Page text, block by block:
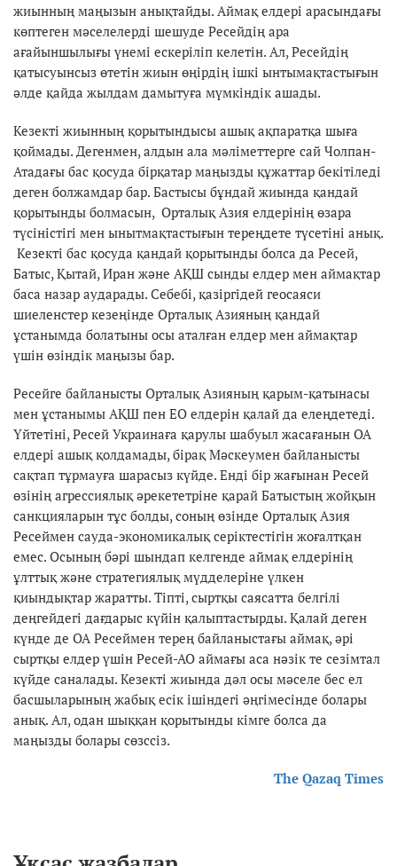
жиынның маңызын анықтайды. Аймақ елдері арасындағы
көптеген мәселелерді шешуде Ресейдің ара
ағайыншылығы үнемі ескеріліп келетін. Ал, Ресейдің
қатысуынсыз өтетін жиын өңірдің ішкі ынтымақтастығын
әлде қайда жылдам дамытуға мүмкіндік ашады.
Кезекті жиынның қорытындысы ашық ақпаратқа шыға
қоймады. Дегенмен, алдын ала мәліметтерге сай Чолпан-
Атадағы бас қосуда бірқатар маңызды құжаттар бекітіледі
деген болжамдар бар. Бастысы бұндай жиында қандай
қорытынды болмасын, Орталық Азия елдерінің өзара
түсіністігі мен ынытмақтастығын тереңдете түсетіні анық.
Кезекті бас қосуда қандай қорытынды болса да Ресей,
Батыс, Қытай, Иран және АҚШ сынды елдер мен аймақтар
баса назар аударады. Себебі, қазіргідей геосаяси
шиеленстер кезеңінде Орталық Азияның қандай
ұстанымда болатыны осы аталған елдер мен аймақтар
үшін өзіндік маңызы бар.
Ресейге байланысты Орталық Азияның қарым-қатынасы
мен ұстанымы АҚШ пен ЕО елдерін қалай да елеңдетеді.
Үйтетіні, Ресей Украинаға қарулы шабуыл жасағанын ОА
елдері ашық қолдамады, бірақ Мәскеумен байланысты
сақтап тұрмауға шарасыз күйде. Енді бір жағынан Ресей
өзінің агрессиялық әрекететріне қарай Батыстың жойқын
санкцияларын тұс болды, соның өзінде Орталық Азия
Ресеймен сауда-экономикалық серіктестігін жоғалтқан
емес. Осының бәрі шындап келгенде аймақ елдерінің
ұлттық және стратегиялық мүдделеріне үлкен
қиындықтар жаратты. Тіпті, сыртқы саясатта белгілі
деңгейдегі дағдарыс күйін қалыптастырды. Қалай деген
күнде де ОА Ресеймен терең байланыстағы аймақ, әрі
сыртқы елдер үшін Ресей-АО аймағы аса нәзік те сезімтал
күйде саналады. Кезекті жиында дәл осы мәселе бес ел
басшыларының жабық есік ішіндегі әңгімесінде болары
анық. Ал, одан шыққан қорытынды кімге болса да
маңызды болары сөзссіз.
The Qazaq Times